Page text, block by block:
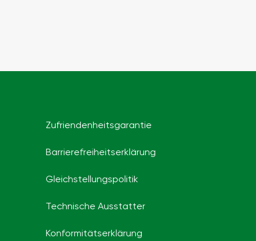
Zufriendenheitsgarantie
Barrierefreiheits­erklärung
Gleichstellungspolitik
Technische Ausstatter
Konformitätserklärung